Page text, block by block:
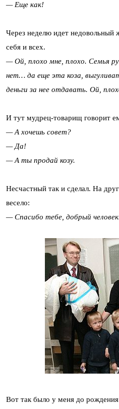
— Еще как!
Через неделю идет недовольный
себя и всех.
— Ой, плохо мне, плохо. Семья
нет… да еще эта коза,
деньги за нее отдавать. Ой,
И тут мудрец-товарищ говорит
— А хочешь совет?
— Да!
— А ты продай козу.
Несчастный так и сделал. На
весело:
— Спасибо тебе, добрый
Вот так было у меня до